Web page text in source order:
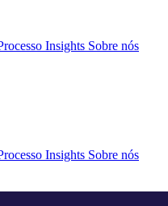
Insights Sobre nós
Insights Sobre nós